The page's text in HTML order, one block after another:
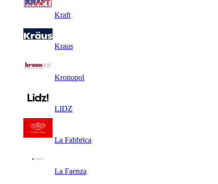
Kraft
Kraus
Kronopol
LIDZ
La Fabbrica
La Faenza